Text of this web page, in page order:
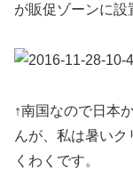
が販促ゾーンに設
↑南国なので日本
んが、私は暑い
くわくです。